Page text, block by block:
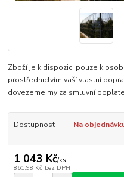
Zboží je k dispozici pouze k
prostřednictvím vaší vlastní
dovezeme my za smluvní
Dostupnost Na
1 043 Kč/ks
861,98 Kč bez DPH